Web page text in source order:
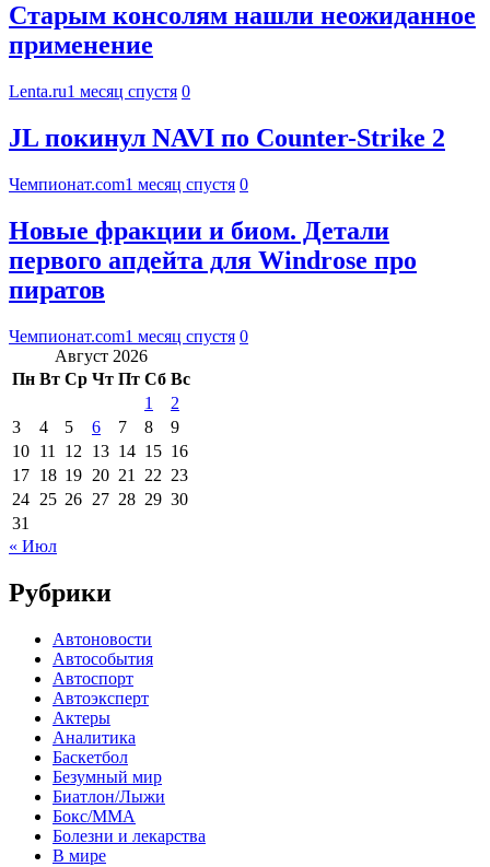
Старым консолям нашли неожиданное
применение
Lenta.ru1 месяц спустя 0
JL покинул NAVI по Counter-Strike 2
Чемпионат.com1 месяц спустя 0
Новые фракции и биом. Детали
первого апдейта для Windrose про
пиратов
Чемпионат.com1 месяц спустя 0
Август 2026
Пн Вт Ср Чт Пт Сб Вс
1
2
3
4 5 6 7 8
9
10 11 12 13 14 15 16
17 18 19 20 21 22 23
24 25 26 27 28 29 30
31
« Июл
Рубрики
Автоновости
Автособытия
Автоспорт
Автоэксперт
Актеры
Аналитика
Баскетбол
Безумный мир
Биатлон/Лыжи
Бокс/MMA
Болезни и лекарства
В мире